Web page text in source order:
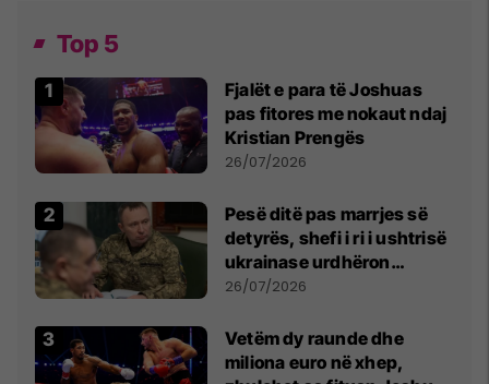
Top 5
Fjalët e para të Joshuas
pas fitores me nokaut ndaj
Kristian Prengës
26/07/2026
Pesë ditë pas marrjes së
detyrës, shefi i ri i ushtrisë
ukrainase urdhëron
kontroll të madh
26/07/2026
Vetëm dy raunde dhe
miliona euro në xhep,